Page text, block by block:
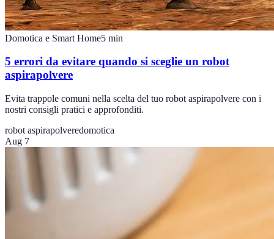
Domotica e Smart Home5 min
5 errori da evitare quando si sceglie un robot
aspirapolvere
Evita trappole comuni nella scelta del tuo robot aspirapolvere con i
nostri consigli pratici e approfonditi.
robot aspirapolveredomotica
Aug 7